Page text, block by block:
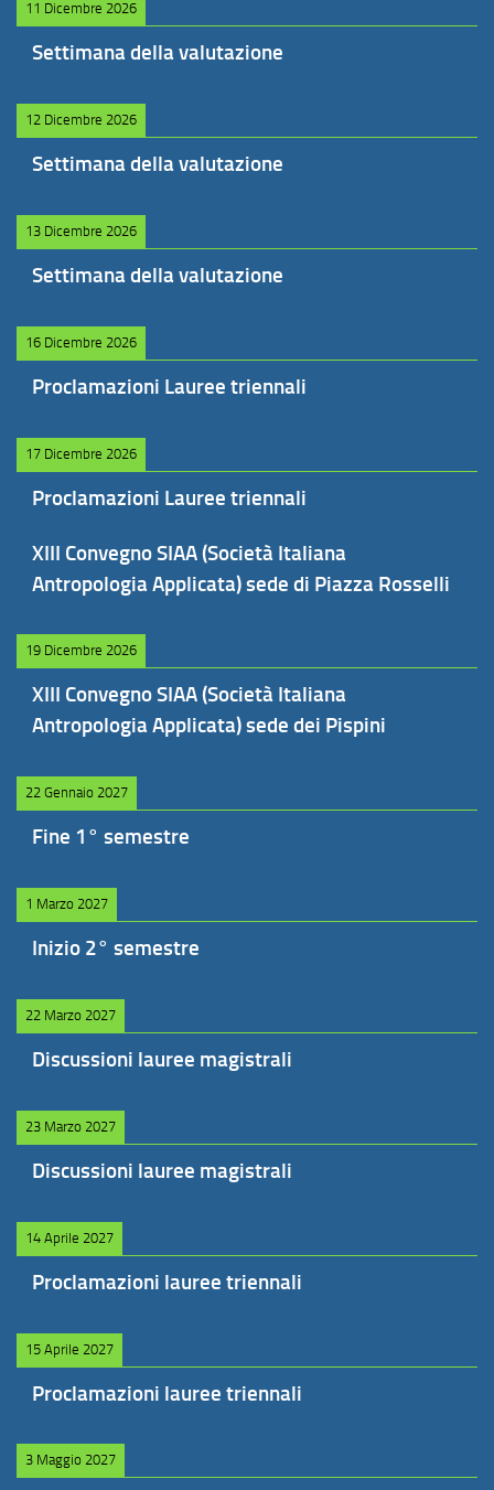
11 Dicembre 2026
Settimana della valutazione
12 Dicembre 2026
Settimana della valutazione
13 Dicembre 2026
Settimana della valutazione
16 Dicembre 2026
Proclamazioni Lauree triennali
17 Dicembre 2026
Proclamazioni Lauree triennali
XIII Convegno SIAA (Società Italiana
Antropologia Applicata) sede di Piazza Rosselli
19 Dicembre 2026
XIII Convegno SIAA (Società Italiana
Antropologia Applicata) sede dei Pispini
22 Gennaio 2027
Fine 1° semestre
1 Marzo 2027
Inizio 2° semestre
22 Marzo 2027
Discussioni lauree magistrali
23 Marzo 2027
Discussioni lauree magistrali
14 Aprile 2027
Proclamazioni lauree triennali
15 Aprile 2027
Proclamazioni lauree triennali
3 Maggio 2027